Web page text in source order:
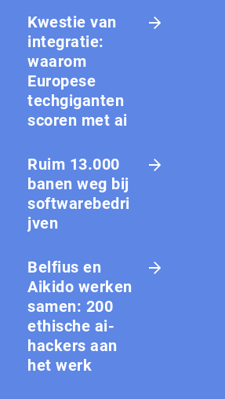
Kwestie van
integratie:
waarom
Europese
techgiganten
scoren met ai
Ruim 13.000
banen weg bij
softwarebedri
jven
Belfius en
Aikido werken
samen: 200
ethische ai-
hackers aan
het werk